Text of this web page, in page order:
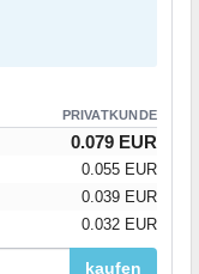
PRIVATKUNDE
0.079 EUR
0.055 EUR
0.039 EUR
0.032 EUR
kaufen